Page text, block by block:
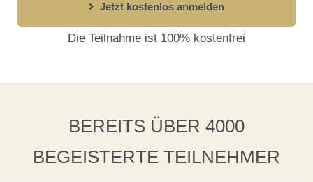
Jetzt kostenlos anmelden
Die Teilnahme ist 100% kostenfrei
BEREITS ÜBER 4000
BEGEISTERTE TEILNEHMER